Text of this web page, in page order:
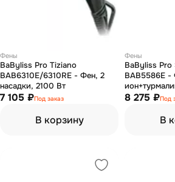
Фены
BaByliss Pro Tiziano
BAB6310E/6310RE - Фен, 2
насадки, 2100 Вт
7 105 ₽Под заказ
В корзину
Фены
BaByliss
BAB5586E -
Вт
8 275 ₽Под
В